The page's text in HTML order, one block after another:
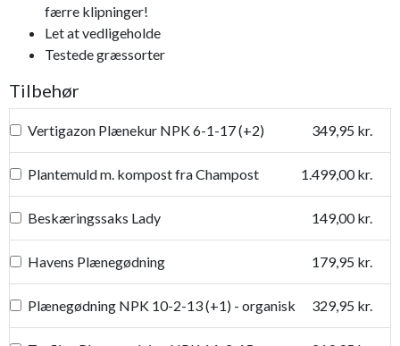
færre klipninger!
Let at vedligeholde
Testede græssorter
Tilbehør
Vertigazon Plænekur NPK 6-1-17 (+2) 349,95 kr.
Plantemuld m. kompost fra Champost 1.499,00 kr.
Beskæringssaks Lady 149,00 kr.
Havens Plænegødning 179,95 kr.
Plænegødning NPK 10-2-13 (+1) - organisk 329,95 kr.